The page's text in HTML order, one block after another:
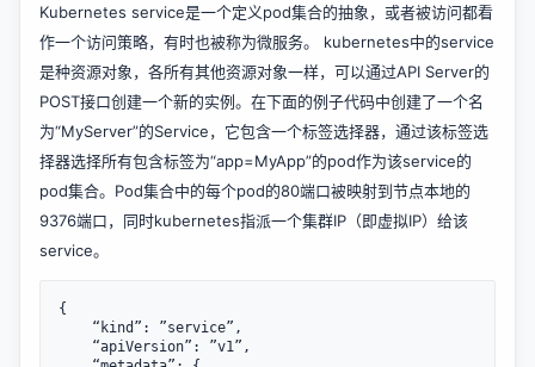
Kubernetes service是一个定义pod集合的抽象，或者被访问都看
作一个访问策略，有时也被称为微服务。 kubernetes中的service
是种资源对象，各所有其他资源对象一样，可以通过API Server的
POST接口创建一个新的实例。在下面的例子代码中创建了一个名
为“MyServer”的Service，它包含一个标签选择器，通过该标签选
择器选择所有包含标签为“app=MyApp”的pod作为该service的
pod集合。Pod集合中的每个pod的80端口被映射到节点本地的
9376端口，同时kubernetes指派一个集群IP（即虚拟IP）给该
service。
{